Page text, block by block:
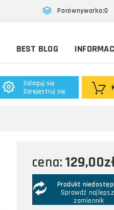
Porównywarka:0
BEST BLOG
Zaloguj się
Zarejestruj się
cena:
Produkt
Sprawdź
zamiennik